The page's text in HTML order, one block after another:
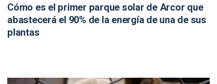
Cómo es el primer parque solar de Arcor que
abastecerá el 90% de la energía de una de sus
plantas